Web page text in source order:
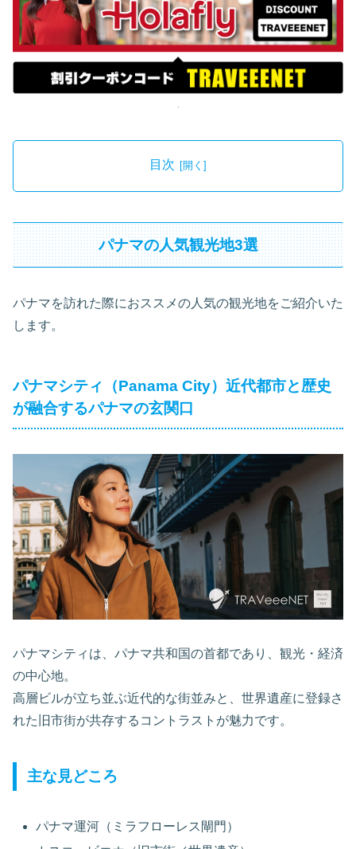
目次
パナマの人気観光地3選
パナマを訪れた際におススメの人気の観光地をご紹介いた
します。
パナマシティ（Panama City）近代都市と歴史
が融合するパナマの玄関口
パナマシティは、パナマ共和国の首都であり、観光・経済
の中心地。
高層ビルが立ち並ぶ近代的な街並みと、世界遺産に登録さ
れた旧市街が共存するコントラストが魅力です。
主な見どころ
パナマ運河（ミラフローレス閘門）